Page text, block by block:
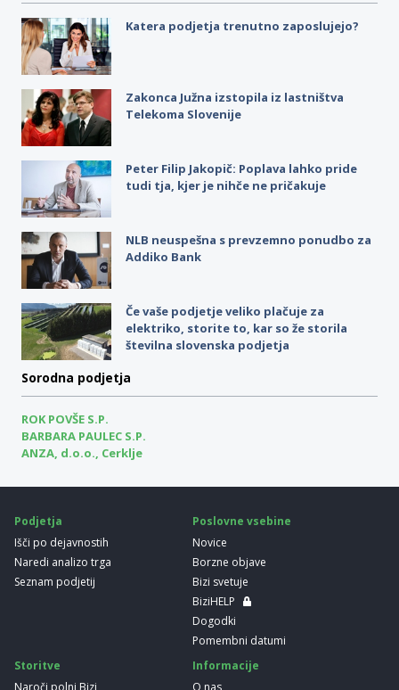
Katera podjetja trenutno zaposlujejo?
Zakonca Južna izstopila iz lastništva
Telekoma Slovenije
Peter Filip Jakopič: Poplava lahko pride
tudi tja, kjer je nihče ne pričakuje
NLB neuspešna s prevzemno ponudbo za
Addiko Bank
Če vaše podjetje veliko plačuje za
elektriko, storite to, kar so že storila
številna slovenska podjetja
Sorodna podjetja
ROK POVŠE S.P.
BARBARA PAULEC S.P.
ANZA, d.o.o., Cerklje
Podjetja
Išči po dejavnostih
Naredi analizo trga
Seznam podjetij
Poslovne vsebine
Novice
Borzne objave
Bizi svetuje
BiziHELP
Dogodki
Pomembni datumi
Storitve
Naroči polni Bizi
Informacije
O nas